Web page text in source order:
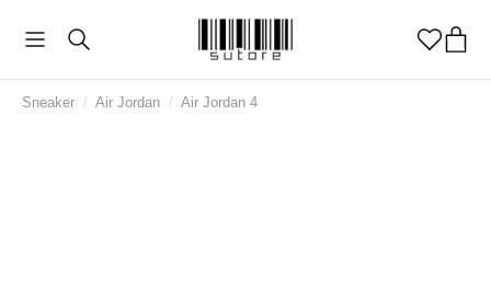
Sneaker / Air Jordan / Air Jordan 4